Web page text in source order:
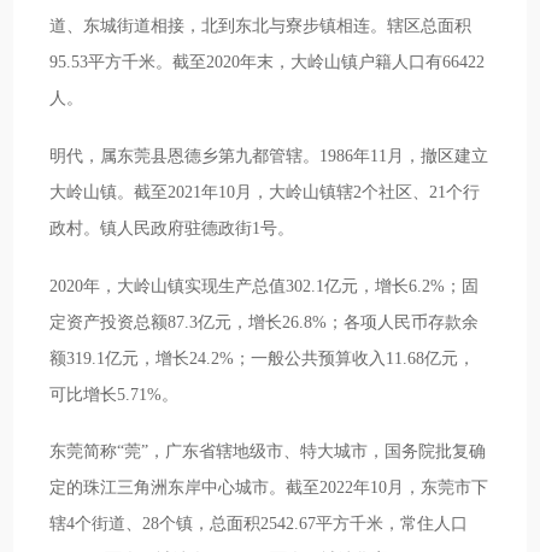
道、东城街道相接，北到东北与寮步镇相连。辖区总面积
95.53平方千米。截至2020年末，大岭山镇户籍人口有66422
人。
明代，属东莞县恩德乡第九都管辖。1986年11月，撤区建立
大岭山镇。截至2021年10月，大岭山镇辖2个社区、21个行
政村。镇人民政府驻德政街1号。
2020年，大岭山镇实现生产总值302.1亿元，增长6.2%；固
定资产投资总额87.3亿元，增长26.8%；各项人民币存款余
额319.1亿元，增长24.2%；一般公共预算收入11.68亿元，
可比增长5.71%。
东莞简称“莞”，广东省辖地级市、特大城市，国务院批复确
定的珠江三角洲东岸中心城市。截至2022年10月，东莞市下
辖4个街道、28个镇，总面积2542.67平方千米，常住人口